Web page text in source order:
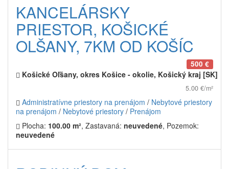
KANCELÁRSKY
PRIESTOR, KOŠICKÉ
OLŠANY, 7KM OD KOŠÍC
500 €
Košické Oľšany, okres Košice - okolie, Košický kraj [SK]
5.00 €/m²
Administratívne priestory na prenájom / Nebytové priestory
na prenájom / Nebytové priestory / Prenájom
Plocha: 100.00 m², Zastavaná: neuvedené, Pozemok:
neuvedené